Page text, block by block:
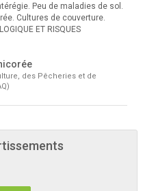
Peu de maladies de sol.
Cultures de couverture.
ET RISQUES
des Pêcheries et de